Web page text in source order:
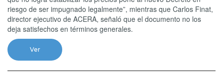
riesgo de ser impugnado legalmente”, mientras que Carlos Finat,
director ejecutivo de ACERA, señaló que el documento no los
deja satisfechos en términos generales.
Ver